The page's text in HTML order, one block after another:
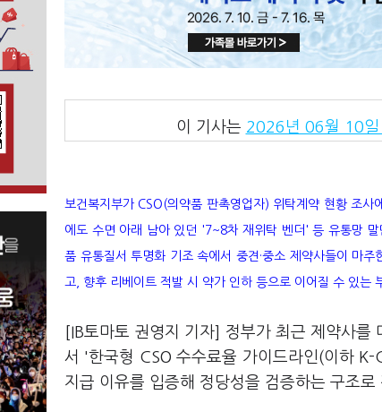
이 기사는 2026년 06월 10
보건복지부가 CSO(의약품 판촉영업자) 위탁계약 현황 조
에도 수면 아래 남아 있던 '7~8차 재위탁 벤더' 등 유통망
품 유통질서 투명화 기조 속에서 중견·중소 제약사들이 마
고, 향후 리베이트 적발 시 약가 인하 등으로 이어질 수 있는
[IB토마토 권영지 기자] 정부가 최근 제약사를
서 '한국형 CSO 수수료율 가이드라인(이하
지급 이유를 입증해 정당성을 검증하는 구조로